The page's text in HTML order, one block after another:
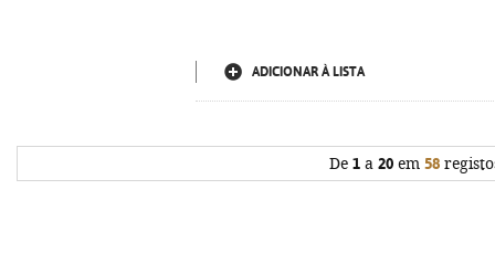
ADICIONAR À LISTA
De 1a 20em 58